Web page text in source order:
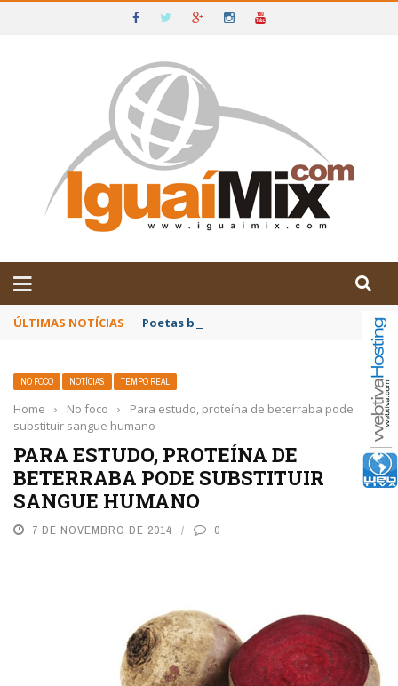
IGUAÍ E SUDOESTE DA BAHIA
ÚLTIMAS NOTÍCIAS Poetas baianos representam o Brasil no
NO FOCO NOTÍCIAS TEMPO REAL
Home › No foco ›
Para estudo, proteína de beterraba pode
substituir sangue humano
PARA ESTUDO, PROTEÍNA DE
BETERRABA PODE SUBSTITUIR
SANGUE HUMANO
7 DE NOVEMBRO DE 2014 0